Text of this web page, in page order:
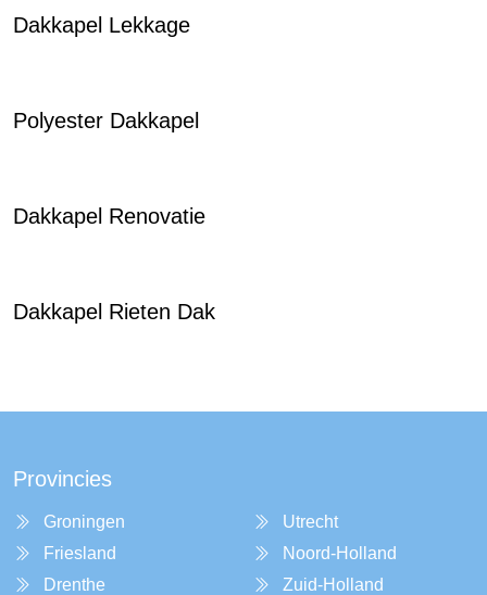
Dakkapel Lekkage
Polyester Dakkapel
Dakkapel Renovatie
Dakkapel Rieten Dak
Provincies
Groningen
Friesland
Drenthe
Utrecht
Noord-Holland
Zuid-Holland